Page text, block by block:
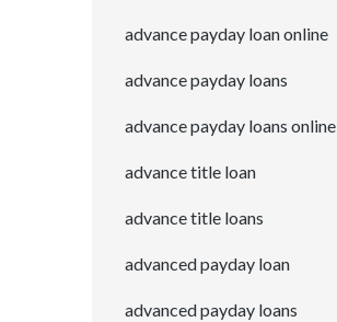
advance payday loan online
advance payday loans
advance payday loans online
advance title loan
advance title loans
advanced payday loan
advanced payday loans